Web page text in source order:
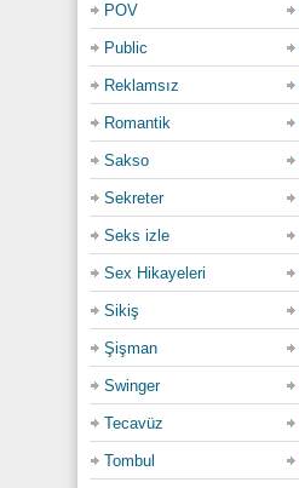
POV
Public
Reklamsız
Romantik
Sakso
Sekreter
Seks izle
Sex Hikayeleri
Sikiş
Şişman
Swinger
Tecavüz
Tombul